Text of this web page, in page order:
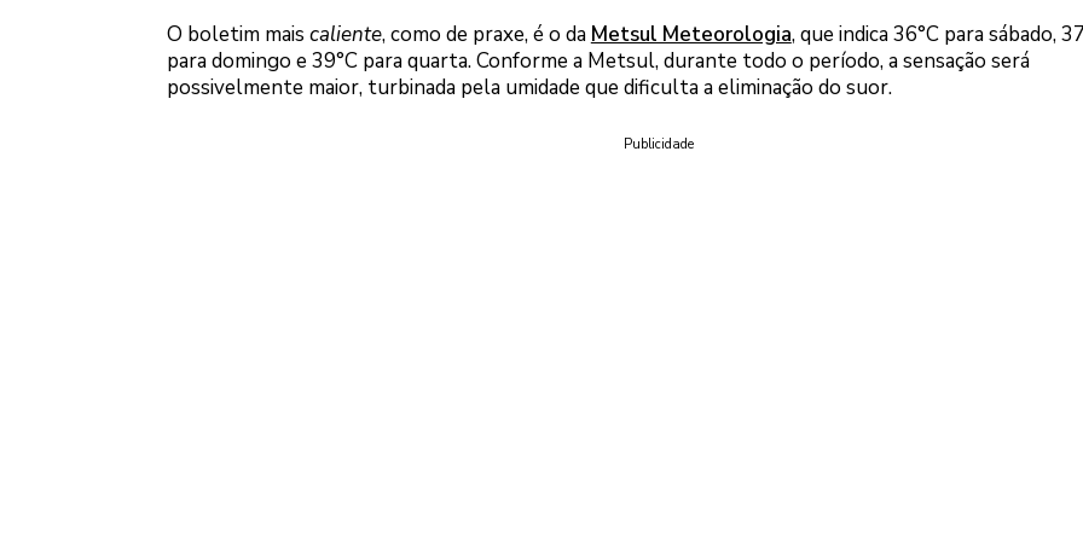
O boletim mais caliente, como de praxe, é o da Metsul Meteorologia, que indica 36°C para sábado,
para domingo e 39°C para quarta. Conforme a Metsul, durante todo o período, a sensação será
possivelmente maior, turbinada pela umidade que dificulta a eliminação do suor.
Publicidade